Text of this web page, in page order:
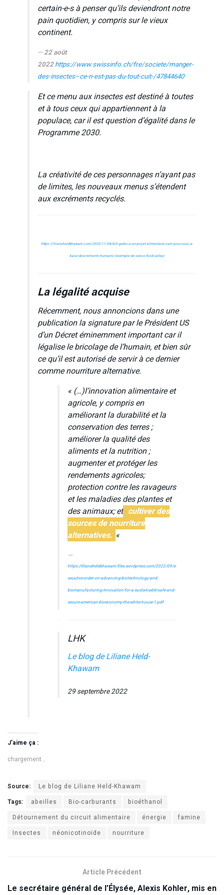
certain-e-s à penser qu’ils deviendront notre
pain quotidien, y compris sur le vieux
continent.
22 août
2022 https://www.swissinfo.ch/fre/societe/manger-
des-insectes–ce-n-est-pas-du-tout-cuit-/47844640
Et ce menu aux insectes est destiné à toutes
et à tous ceux qui appartiennent à la
populace, car il est question d’égalité dans le
Programme 2030.
La créativité de ces personnages n’ayant pas
de limites, les nouveaux menus s’étendent
aux excréments recyclés.
https://lilianeheldkhawam.com/2020/11/04/bill-gates-a-un-projet-alimentaire-sain-pour-vous-a-
base-dexcrements-humains-lexemple-de-swiss-food-valley/
La légalité acquise
Récemment, nous annoncions dans une
publication la signature par le Président US
d’un Décret éminemment important car il
légalise le bricolage de l’humain, et bien sûr
ce qu’il est autorisé de servir à ce dernier
comme nourriture alternative.
« (…)l’innovation alimentaire et
agricole, y compris en
améliorant la durabilité et la
conservation des terres ;
améliorer la qualité des
aliments et la nutrition ;
augmenter et protéger les
rendements agricoles;
protection contre les ravageurs
et les maladies des plantes et
des animaux; et cultiver des
sources de nourriture
alternatives. «
https://lilianeheldkhawam.files.wordpress.com/2022/09/e
xecutive-order-on-advancing-biotechnology-and-
biomanufacturing-innovation-for-a-sustainable-safe-and-
secure-american-bioeconomy-the-white-house-1.pdf
LHK
Le blog de Liliane Held-
Khawam
29 septembre 2022
J’aime ça :
chargement…
Source:
Le blog de Liliane Held-Khawam
Tags:
abeilles Bio-carburants
bioéthanol
Détournement du circuit alimentaire
énergie
famine
Insectes
néonicotinoïde nourriture
Article Précédent
Le secrétaire général de l’Élysée, Alexis Kohler, mis en